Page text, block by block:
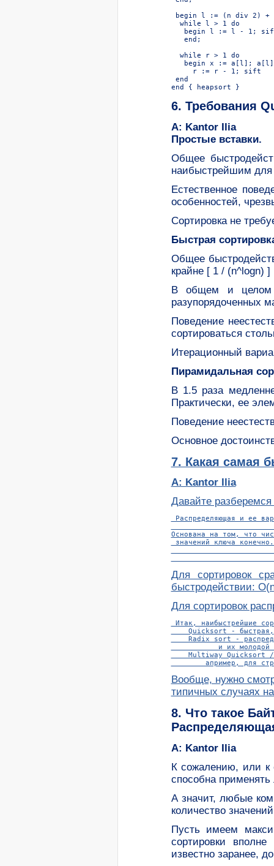
begin l := (n div 2)
  while l > 1 do
begin l := l - 1;
   end;
  while r > 1 do
begin x := a[l];
     r := r - 1; sift
end
6. Требования
A: Kantor Ilia
Простые вставки.
Общее
наибыстрейшим
Естественное
особенностей,
Сортировка не
Быстрая
Общее
крайне [ 1 / (n^logn)
В общем и целом -
разупорядоченных
Поведение
сортироваться
Итерационный
Пирамидальная
В 1.5 раза
Практически, ее
Поведение
Основное
7. Какая самая
A: Kantor Ilia
Давайте разберемся
Распределяющая и ее
Основана на том, что
значений ключа
Для сортировок
быстродействии:
Для сортировок
Итак, наибыстрейшие
    Quicksort - быстрая,
Radix sort -
и их молодой
Multiway Quicksort
Вообще, нужно
типичных случаях
8. Что такое
A: Kantor Ilia
К сожалению, или к
способна
А значит, любые
количество
Пусть имеем
сортировки
известно заранее,